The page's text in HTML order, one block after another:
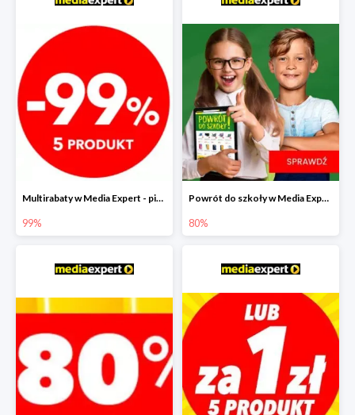
Multirabaty w Media Expert - piąty produkt -99%!
99%
Powrót do szkoły w Media Expert do -80%
80%